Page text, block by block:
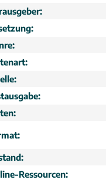
Ressourcen: